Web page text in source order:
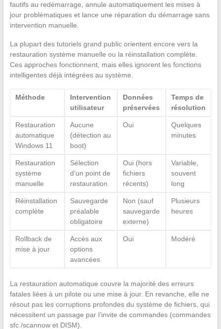
fautifs au redémarrage, annule automatiquement les mises à
jour problématiques et lance une réparation du démarrage sans
intervention manuelle.
La plupart des tutoriels grand public orientent encore vers la
restauration système manuelle ou la réinstallation complète.
Ces approches fonctionnent, mais elles ignorent les fonctions
intelligentes déjà intégrées au système.
Méthode
Intervention
utilisateur
Données
préservées
Temps de
résolution
Restauration
automatique
Windows 11
Aucune
(détection au
boot)
Oui
Quelques
minutes
Restauration
système
manuelle
Sélection
d’un point de
restauration
Oui (hors
fichiers
récents)
Variable,
souvent
long
Réinstallation
complète
Sauvegarde
préalable
obligatoire
Non (sauf
sauvegarde
externe)
Plusieurs
heures
Rollback de
mise à jour
Accès aux
options
avancées
Oui Modéré
La restauration automatique couvre la majorité des erreurs
fatales liées à un pilote ou une mise à jour. En revanche, elle ne
résout pas les corruptions profondes du système de fichiers, qui
nécessitent un passage par l’invite de commandes (commandes
sfc /scannow et DISM).